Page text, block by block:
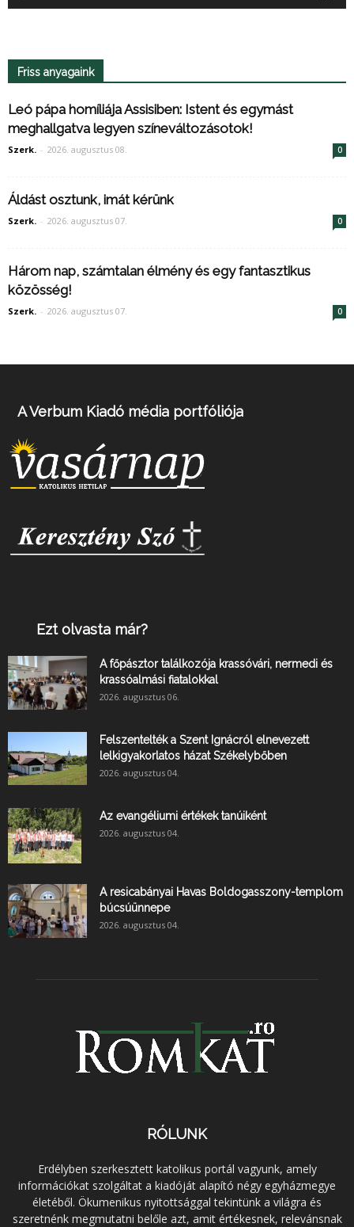
Friss anyagaink
Leó pápa homíliája Assisiben: Istent és egymást
meghallgatva legyen színeváltozásotok!
Szerk. - 2026. augusztus 08. 0
Áldást osztunk, imát kérünk
Szerk. - 2026. augusztus 07. 0
Három nap, számtalan élmény és egy fantasztikus
közösség!
Szerk. - 2026. augusztus 07. 0
A Verbum Kiadó média portfóliója
Ezt olvasta már?
A főpásztor találkozója krassóvári, nermedi és
krassóalmási fiatalokkal
2026. augusztus 06.
Felszentelték a Szent Ignácról elnevezett
lelkigyakorlatos házat Székelybőben
2026. augusztus 04.
Az evangéliumi értékek tanúiként
2026. augusztus 04.
A resicabányai Havas Boldogasszony-templom
búcsúünnepe
2026. augusztus 04.
RÓLUNK
Erdélyben szerkesztett katolikus portál vagyunk, amely
információkat szolgáltat a kiadóját alapító négy egyházmegye
életéből. Ökumenikus nyitottsággal tekintünk a világra és
szeretnénk megmutatni belőle azt, amit értékesnek, relevánsnak